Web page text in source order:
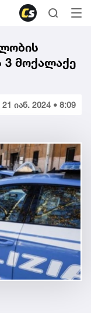
მოქალაქე
21 იან. 2024 • 8:09